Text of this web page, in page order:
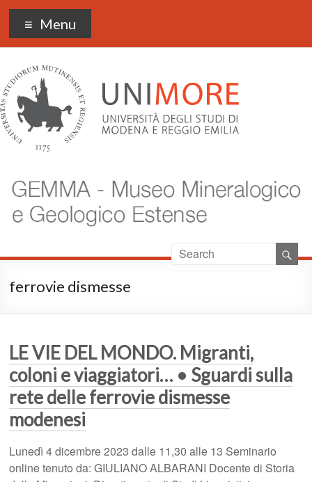
Museo Gemma
Menu
ferrovie dismesse
LE VIE DEL MONDO. Migranti,
coloni e viaggiatori… • Sguardi sulla
rete delle ferrovie dismesse
modenesi
Lunedì 4 dicembre 2023 dalle 11,30 alle 13 Seminario
online tenuto da: GIULIANO ALBARANI Docente di Storia